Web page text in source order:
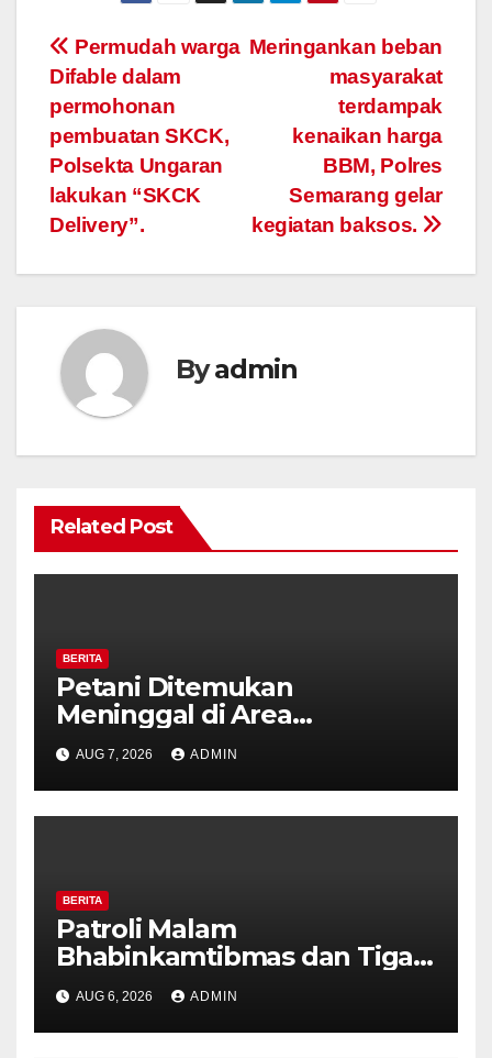
Post
navigation
Meringankan beban
masyarakat
terdampak
kenaikan harga
BBM, Polres
Semarang gelar
kegiatan baksos.
Permudah warga
Difable dalam
permohonan
pembuatan SKCK,
Polsekta Ungaran
lakukan “SKCK
Delivery”.
Byadmin
Related Post
BERITA
Petani Ditemukan
Meninggal di Area
Persawahan Kalibeji, Polisi
Pastikan Tidak Ada Tanda
Kekerasan
AUG 7, 2026 ADMIN
BERITA
Patroli Malam
Bhabinkamtibmas dan Tiga
Pilar Kelurahan Ungaran
Perkuat Kamtibmas, Warga
Diajak Aktifkan Ronda
AUG 6, 2026 ADMIN